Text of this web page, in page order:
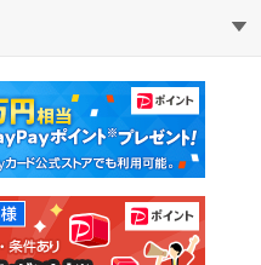
中古マンション
中古一戸建て
土地
教えて！住まいの先生